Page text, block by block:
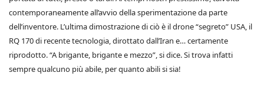
contemporaneamente all’avvio della sperimentazione da parte
dell’inventore. L’ultima dimostrazione di ciò è il drone “segreto” USA, il
RQ 170 di recente tecnologia, dirottato dall’Iran e… certamente
riprodotto. “A brigante, brigante e mezzo”, si dice. Si trova infatti
sempre qualcuno più abile, per quanto abili si sia!